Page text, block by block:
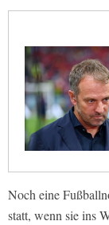
Noch eine
statt, wenn sie ins